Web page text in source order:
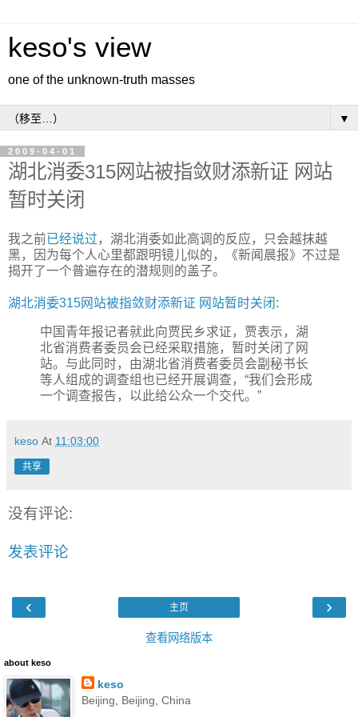
keso's view
one of the unknown-truth masses
▼
2009-04-01
湖北消委315网站被指敛财添新证 网站
暂时关闭
我之前已经说过，湖北消委如此高调的反应，只会越抹越
黑，因为每个人心里都跟明镜儿似的，《新闻晨报》不过是
揭开了一个普遍存在的潜规则的盖子。
湖北消委315网站被指敛财添新证 网站暂时关闭 :
中国青年报记者就此向贾民乡求证，贾表示，湖
北省消费者委员会已经采取措施，暂时关闭了网
站。与此同时，由湖北省消费者委员会副秘书长
等人组成的调查组也已经开展调查，“我们会形成
一个调查报告，以此给公众一个交代。”
keso At 11:03:00
共享
没有评论:
发表评论
‹ ›
主页
查看网络版本
about keso
keso
Beijing, Beijing, China